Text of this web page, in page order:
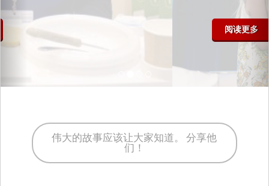
伟大的故事应该让大家知道。 分享他
们！